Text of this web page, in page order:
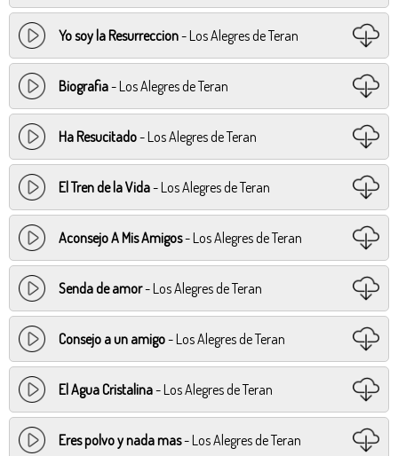
Yo soy la Resurreccion- Los Alegres de Teran
Biografia- Los Alegres de Teran
Ha Resucitado- Los Alegres de Teran
El Tren de la Vida- Los Alegres de Teran
Aconsejo A Mis Amigos- Los Alegres de Teran
Senda de amor- Los Alegres de Teran
Consejo a un amigo- Los Alegres de Teran
El Agua Cristalina- Los Alegres de Teran
Eres polvo y nada mas- Los Alegres de Teran